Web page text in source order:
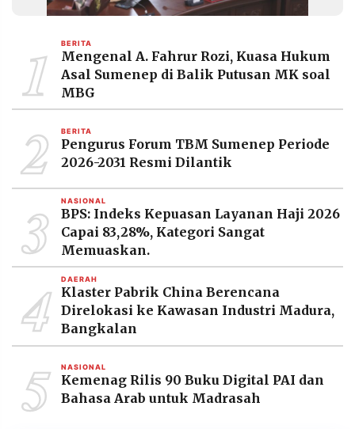
1 BERITA
Mengenal A. Fahrur Rozi, Kuasa Hukum
Asal Sumenep di Balik Putusan MK soal
MBG
2 BERITA
Pengurus Forum TBM Sumenep Periode
2026-2031 Resmi Dilantik
3 NASIONAL
BPS: Indeks Kepuasan Layanan Haji 2026
Capai 83,28%, Kategori Sangat
Memuaskan.
4 DAERAH
Klaster Pabrik China Berencana
Direlokasi ke Kawasan Industri Madura,
Bangkalan
5 NASIONAL
Kemenag Rilis 90 Buku Digital PAI dan
Bahasa Arab untuk Madrasah